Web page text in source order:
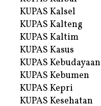
KUPAS Kalsel
KUPAS Kalteng
KUPAS Kaltim
KUPAS Kasus
KUPAS Kebudayaan
KUPAS Kebumen
KUPAS Kepri
KUPAS Kesehatan